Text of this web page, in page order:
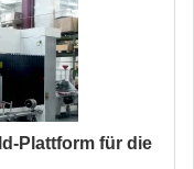
Plattform für die